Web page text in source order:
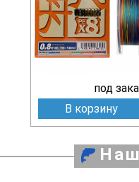
под
В корзину